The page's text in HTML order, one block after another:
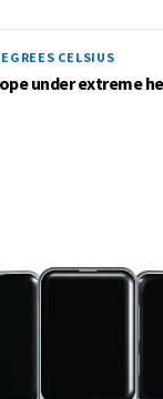
CELSIUS
under extreme